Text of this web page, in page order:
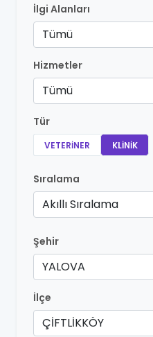
İlgi Alanları
Tümü
Hizmetler
Tümü
Tür
VETERINER KLINIK
Sıralama
Akıllı Sıralama
Şehir
YALOVA
İlçe
ÇİFTLİKKÖY